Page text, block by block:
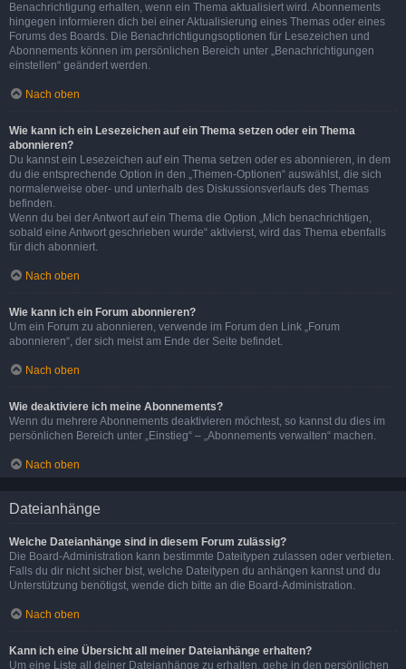
Benachrichtigung erhalten, wenn ein Thema aktualisiert wird. Abonnements
hingegen informieren dich bei einer Aktualisierung eines Themas oder eines
Forums des Boards. Die Benachrichtigungsoptionen für Lesezeichen und
Abonnements können im persönlichen Bereich unter „Benachrichtigungen
einstellen“ geändert werden.
Nach oben
Wie kann ich ein Lesezeichen auf ein Thema setzen oder ein Thema
abonnieren?
Du kannst ein Lesezeichen auf ein Thema setzen oder es abonnieren, in dem
du die entsprechende Option in den „Themen-Optionen“ auswählst, die sich
normalerweise ober- und unterhalb des Diskussionsverlaufs des Themas
befinden.
Wenn du bei der Antwort auf ein Thema die Option „Mich benachrichtigen,
sobald eine Antwort geschrieben wurde“ aktivierst, wird das Thema ebenfalls
für dich abonniert.
Nach oben
Wie kann ich ein Forum abonnieren?
Um ein Forum zu abonnieren, verwende im Forum den Link „Forum
abonnieren“, der sich meist am Ende der Seite befindet.
Nach oben
Wie deaktiviere ich meine Abonnements?
Wenn du mehrere Abonnements deaktivieren möchtest, so kannst du dies im
persönlichen Bereich unter „Einstieg“ – „Abonnements verwalten“ machen.
Nach oben
Dateianhänge
Welche Dateianhänge sind in diesem Forum zulässig?
Die Board-Administration kann bestimmte Dateitypen zulassen oder verbieten.
Falls du dir nicht sicher bist, welche Dateitypen du anhängen kannst und du
Unterstützung benötigst, wende dich bitte an die Board-Administration.
Nach oben
Kann ich eine Übersicht all meiner Dateianhänge erhalten?
Um eine Liste all deiner Dateianhänge zu erhalten, gehe in den persönlichen